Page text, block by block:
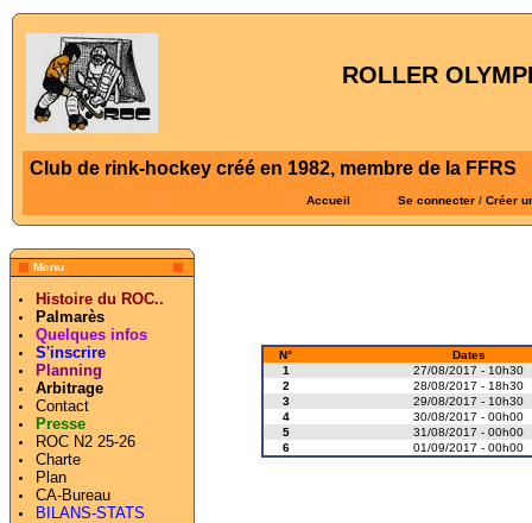
ROLLER
Club de rink-hockey créé en 1982, membre de la FFRS
Accueil Se connecter / Créer
Menu
Histoire du ROC..
Palmarès
Quelques infos
S'inscrire
Planning
Arbitrage
Contact
Presse
ROC N2 25-26
Charte
Plan
CA-Bureau
BILANS-STATS
N°
Dates
1
27/08/2017 - 10h30
2
28/08/2017 - 18h30
3
29/08/2017 - 10h30
4
30/08/2017 - 00h00
5
31/08/2017 - 00h00
6
01/09/2017 - 00h00